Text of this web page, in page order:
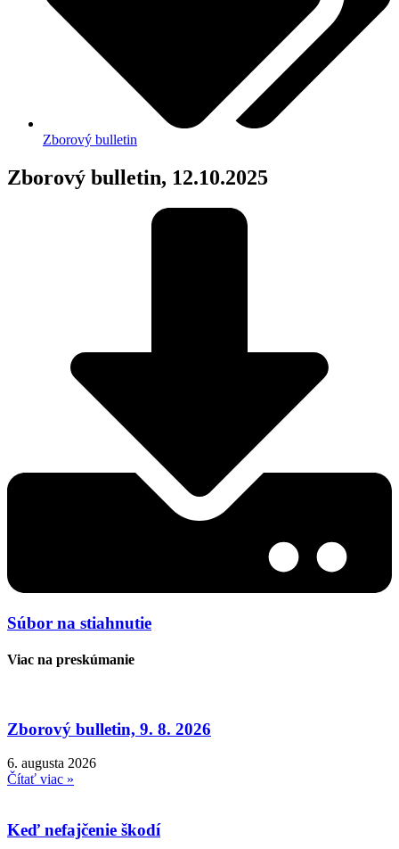
Zborový bulletin
Zborový bulletin, 12.10.2025
Súbor na stiahnutie
Viac na preskúmanie
Zborový bulletin, 9. 8. 2026
6. augusta 2026
Čítať viac »
Keď nefajčenie škodí